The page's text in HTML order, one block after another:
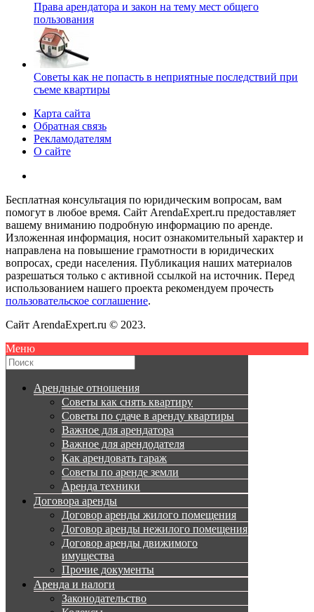
Права арендатора и закон на тему мест общего
пользования
Советы как не попасть в неприятные последствий при
съеме квартиры
Карта сайта
Обратная связь
Рекламодателям
О сайте
Бесплатная консультация по юридическим вопросам, вам
помогут в любое время. Сайт ArendaExpert.ru предоставляет
вашему вниманию подробную информацию по аренде.
Изложенная информация, носит ознакомительный характер и
направлена на повышение грамотности в юридических
вопросах, среди населения. Публикация наших материалов
разрешаться только с активной ссылкой на источник. Перед
использованием нашего проекта рекомендуем прочесть
пользовательское соглашение.
Сайт ArendaExpert.ru © 2023.
Меню
Арендные отношения
Советы как снять квартиру
Советы по сдаче в аренду квартиры
Важное для арендатора
Важное для арендодателя
Как арендовать гараж
Советы по аренде земли
Аренда техники
Договора аренды
Договор аренды жилого помещения
Договор аренды нежилого помещения
Договор аренды движимого
имущества
Прочие документы
Аренда и налоги
Законодательство